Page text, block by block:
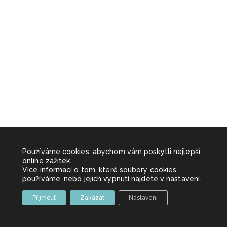
Copyright 2026 Sportovní akce z.s. | Made with by
Používáme cookies, abychom vám poskytli nejlepší
online zážitek.
Více informací o tom, které soubory cookies
používáme, nebo jejich vypnutí najdete vnastavení.
Přijmout Zakázat Nastavení